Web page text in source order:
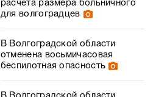
расчёта размера больничного
для волгоградцев
В Волгоградской области
отменена восьмичасовая
беспилотная опасность